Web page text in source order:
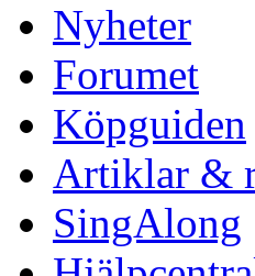
Nyheter
Forumet
Köpguiden
Artiklar &
SingAlong